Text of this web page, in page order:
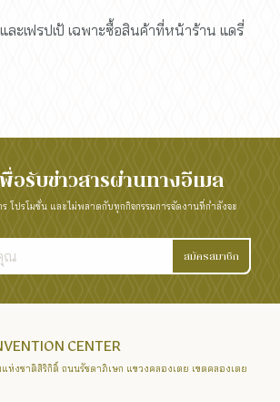
ละเฟรปเป้ เฉพาะซื้อสินค้าที่หน้าร้าน แดรี่
อรับข่าวสารผ่านทางอีเมล
โปรโมชั่น และไม่พลาดกับทุกกิจกรรมการจัดงานที่กำลังจะ
สมัครสมาชิก
CENTER
ห่งชาติสิริกิติ์ ถนนรัชดาภิเษก แขวงคลองเตย เขตคลองเตย